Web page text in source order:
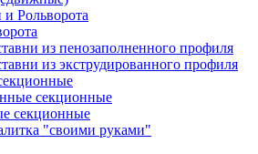
и Рольворота
из пенозаполненного профиля
из экструдированного профиля
секционные
секционные
"своими руками"